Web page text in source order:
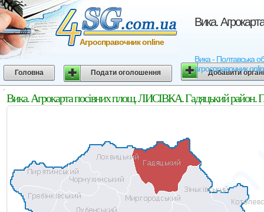
Вика.
Вика - Полтавська
агросправочник
Агросправочник online
Головна Подати оголошення Добавити
Вика. Агрокарта посівних площ. ЛИСІВКА. Гадяцький район.